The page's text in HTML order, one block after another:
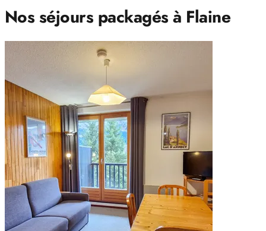
Nos séjours packagés à Flaine